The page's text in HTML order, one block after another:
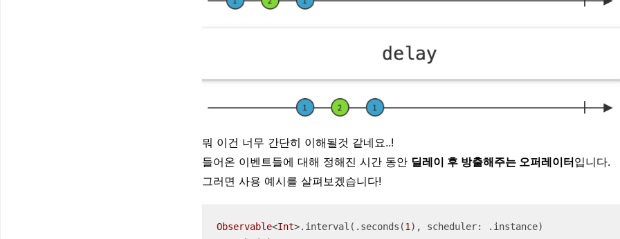
뭐 이건 너무 간단히 이해될것 같네요..!
들어온 이벤트들에 대해 정해진 시간 동안 딜레이 후 방출해주는 오퍼레이터입니다.
그러면 사용 예시를 살펴보겠습니다!
Observable<Int>.interval(.seconds(1 ), scheduler: .instance)